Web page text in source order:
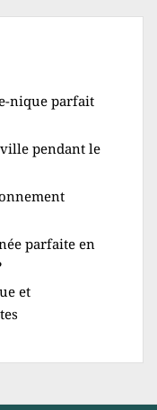
nique parfait
pendant le
parfaite en
et